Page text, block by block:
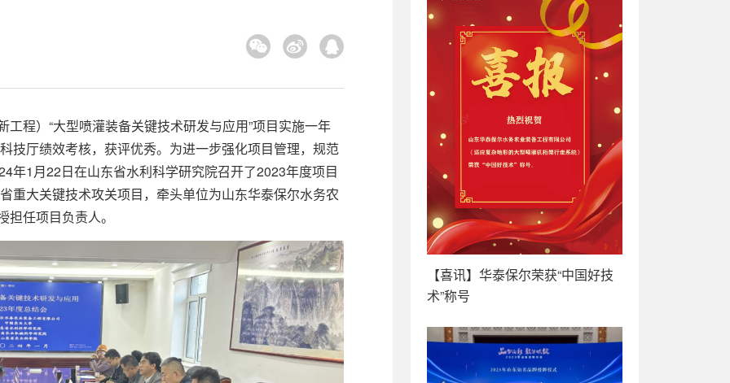
程）“大型喷灌装备关键技术研发与应用”项目实施一年
技厅绩效考核，获评优秀。为进一步强化项目管理，规范
年1月22日在山东省水利科学研究院召开了2023年度项目
重大关键技术攻关项目，牵头单位为山东华泰保尔水务农
任项目负责人。
【喜讯】华泰保尔荣获“中国好技
术”称号